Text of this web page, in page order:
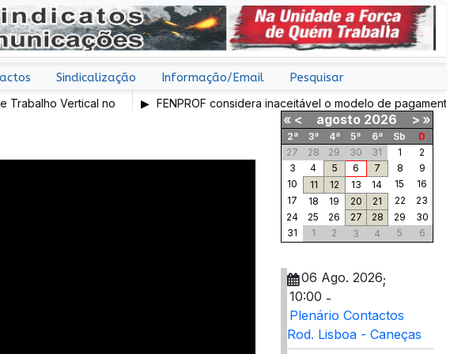
Sindicalização Informação/Email Pesquisar
Vertical no
FENPROF considera inaceitável o modelo de pagamento
« < agosto 2026 > »
2ª 3ª 4ª 5ª 6ª Sb
D
27
28 29 30 31 1
2
3
4 5 6 7 8
9
10
11 12 13 14 15
16
17
18 19 20 21 22
23
24
25 26 27 28 29
30
31
1 2 3 4 5 6
06 Ago. 2026;
10:00 -
Plenário Contactos
Rod. Lisboa - Caneças